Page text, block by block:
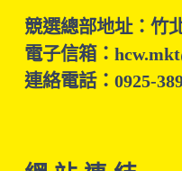
競選總部地址：竹
電子信箱：
連絡電話：0925-